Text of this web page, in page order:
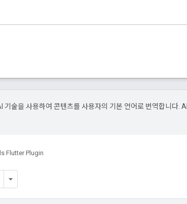
기술을 사용하여 콘텐츠를 사용자의 기본 언어로 번역합니다.
Flutter Plugin